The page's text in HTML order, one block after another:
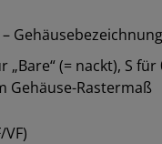
„Bare“ (= nackt), S
Gehäuse-Rastermaß
VF)